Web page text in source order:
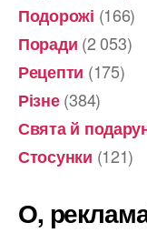
Подорожі (166)
Поради (2 053)
Рецепти (175)
Різне(384)
Свята й
Стосунки (121)
О,